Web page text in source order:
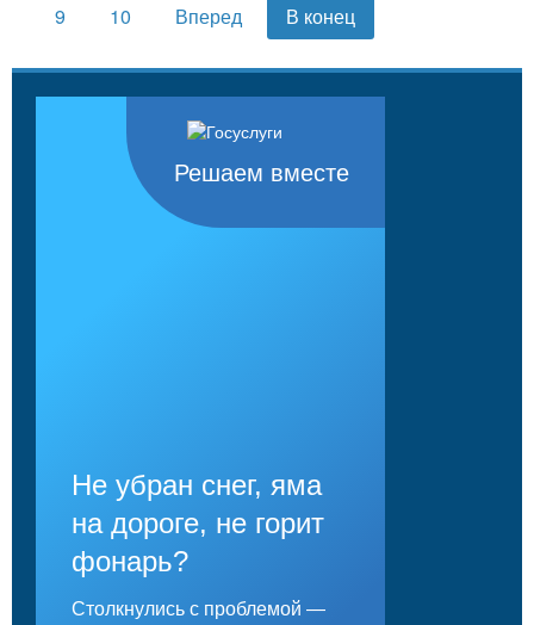
9
10 Вперед В конец
Решаем вместе
Не убран снег, яма
на дороге, не горит
фонарь?
Столкнулись с проблемой —